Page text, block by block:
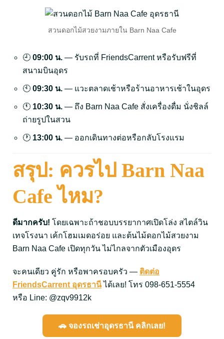
สวนดอกไม้สวยงามภายใน Barn Naa Cafe
🕘 09:00 น. — รับรถที่ FriendsCarrent หรือรับฟรีที่
สนามบินอุดร
🕙 09:30 น. — แวะตลาดเช้าหรือร้านอาหารเช้าในอุดร
🕚 10:30 น. — ถึง Barn Naa Cafe สั่งเครื่องดื่ม นั่งชิลล์
ถ่ายรูปในสวน
🕐 13:00 น. — ออกเดินทางต่อหรือกลับโรงแรม
สรุป: ควรไป Barn Naa
Cafe ไหม?
ดีมากครับ! โดยเฉพาะถ้าชอบบรรยากาศเปิดโล่ง สไตล์วิน
เทจโรงนา เค้กโฮมเมดอร่อย และต้นไม้ดอกไม้สวยงาม
Barn Naa Cafe เปิดทุกวัน ไม่ไกลจากตัวเมืองอุดร
จะคนเดียว คู่รัก หรือพาครอบครัว — ติดต่อ
FriendsCarrent อุดรธานีได้เลย! โทร 098-651-5554
หรือ Line: @zqv9912k
🚗 จองรถเช่าอุดรธานี คลิกเลย!